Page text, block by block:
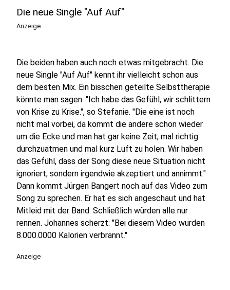
Die neue Single "Auf Auf"
Anzeige
Die beiden haben auch noch etwas mitgebracht. Die
neue Single "Auf Auf" kennt ihr vielleicht schon aus
dem besten Mix. Ein bisschen geteilte Selbsttherapie
könnte man sagen. "Ich habe das Gefühl, wir schlittern
von Krise zu Krise.", so Stefanie. "Die eine ist noch
nicht mal vorbei, da kommt die andere schon wieder
um die Ecke und man hat gar keine Zeit, mal richtig
durchzuatmen und mal kurz Luft zu holen. Wir haben
das Gefühl, dass der Song diese neue Situation nicht
ignoriert, sondern irgendwie akzeptiert und annimmt."
Dann kommt Jürgen Bangert noch auf das Video zum
Song zu sprechen. Er hat es sich angeschaut und hat
Mitleid mit der Band. Schließlich würden alle nur
rennen. Johannes scherzt: "Bei diesem Video wurden
8.000.0000 Kalorien verbrannt."
Anzeige